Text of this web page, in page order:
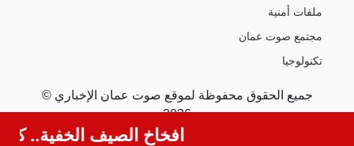
ملفات أمنية
مجتمع صوت عمان
تكنولوجيا
جميع الحقوق محفوظة لموقع صوت عمان الإخباري ©
2026
افخاخ الصيف الخفية..